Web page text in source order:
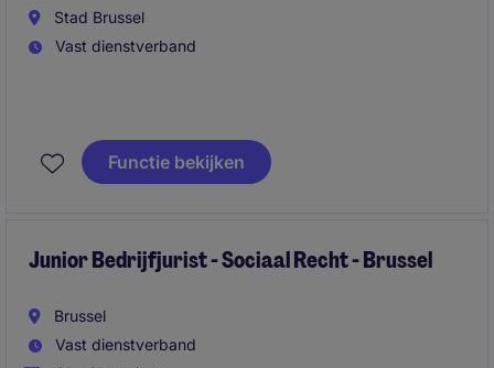
Stad Brussel
Vast dienstverband
Functie bekijken
Junior Bedrijfjurist - Sociaal Recht - Brussel
Brussel
Vast dienstverband